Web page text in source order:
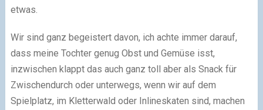
etwas.
Wir sind ganz begeistert davon, ich achte immer darauf,
dass meine Tochter genug Obst und Gemüse isst,
inzwischen klappt das auch ganz toll aber als Snack für
Zwischendurch oder unterwegs, wenn wir auf dem
Spielplatz, im Kletterwald oder Inlineskaten sind, machen